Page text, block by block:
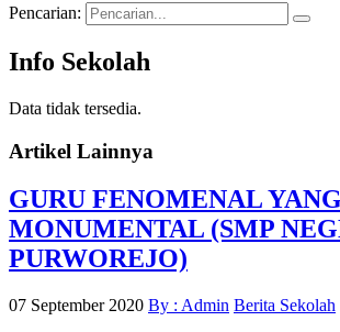
Pencarian:
Info Sekolah
Data tidak tersedia.
Artikel Lainnya
GURU FENOMENAL YANG
MONUMENTAL (SMP
PURWOREJO)
07 September 2020 By : Admin Berita Sekolah